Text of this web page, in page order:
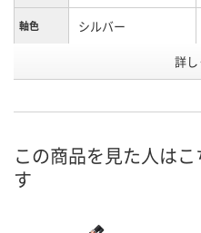
軸色 シルバー
お届け日
ついてご連絡いたし
数量
詳し
この商品を見た人は
す